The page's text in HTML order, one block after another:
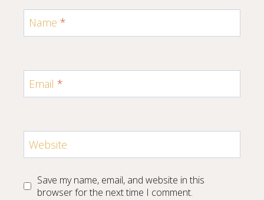
Name *
Email *
Website
Save my name, email, and website in this
browser for the next time I comment.